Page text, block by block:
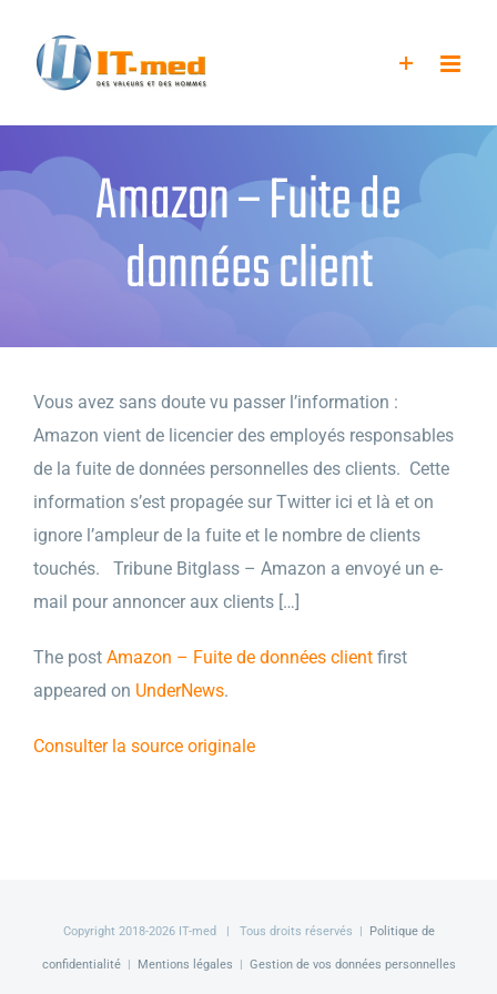
contenu
Amazon – Fuite de
données client
Vous avez sans doute vu passer l’information :
Amazon vient de licencier des employés responsables
de la fuite de données personnelles des clients. Cette
information s’est propagée sur Twitter ici et là et on
ignore l’ampleur de la fuite et le nombre de clients
touchés. Tribune Bitglass – Amazon a envoyé un e-
mail pour annoncer aux clients […]
The post Amazon – Fuite de données client first
appeared on UnderNews.
Consulter la source originale
Copyright 2018-2026 IT-med | Tous droits réservés | Politique de
confidentialité| Mentions légales | Gestion de vos données personnelles